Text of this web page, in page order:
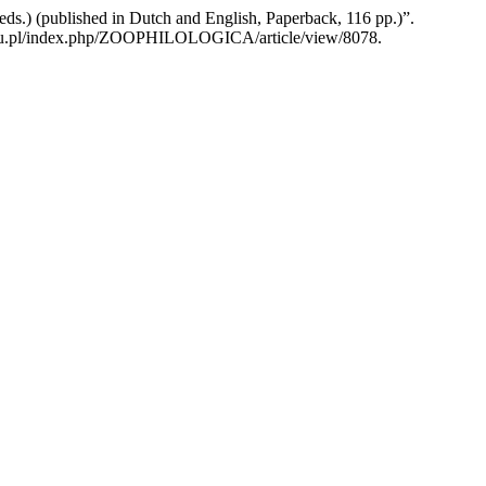
(published in Dutch and English, Paperback, 116 pp.)”.
index.php/ZOOPHILOLOGICA/article/view/8078.